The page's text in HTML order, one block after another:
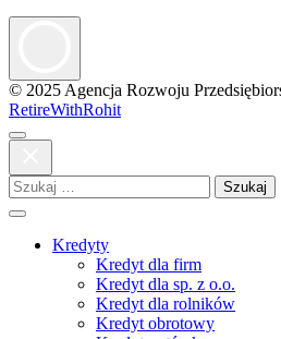
© 2025 Agencja Rozwoju
RetireWithRohit
Szukaj:
Kredyty
Kredyt dla firm
Kredyt dla sp. z o.o.
Kredyt dla rolników
Kredyt obrotowy